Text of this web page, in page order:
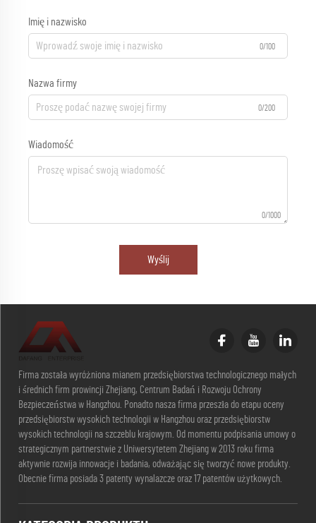
Imię i nazwisko
0/100
Nazwa firmy
0/200
Wiadomość
0/1000
Wyślij
Firma została wyróżniona mianem przedsiębiorstwa technologicznego małych
i średnich firm prowincji Zhejiang, Centrum Badań i Rozwoju Ochrony
Bezpieczeństwa w Hangzhou. Ponadto nasza firma przeszła do etapu oceny
przedsiębiorstw wysokich technologii w Hangzhou oraz przedsiębiorstw
wysokich technologii na szczeblu krajowym. Od momentu podpisania umowy o
strategicznym partnerstwie z Uniwersytetem Zhejiang w 2013 roku firma
aktywnie rozwija innowacje i badania, odważając się tworzyć nowe produkty.
Obecnie firma posiada 3 patenty wynalazcze oraz 17 patentów użytkowych.